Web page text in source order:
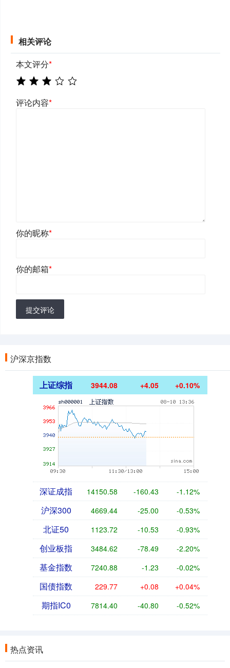
相关评论
本文评分*
评论内容*
你的昵称*
你的邮箱*
提交评论
沪深京指数
上证综指 3944.08 +4.05 +0.10%
深证成指 14150.58 -160.43 -1.12%
沪深300 4669.44 -25.00 -0.53%
北证50 1123.72 -10.53 -0.93%
创业板指 3484.62 -78.49 -2.20%
基金指数 7240.88 -1.23 -0.02%
国债指数 229.77 +0.08 +0.04%
期指IC0 7814.40 -40.80 -0.52%
热点资讯